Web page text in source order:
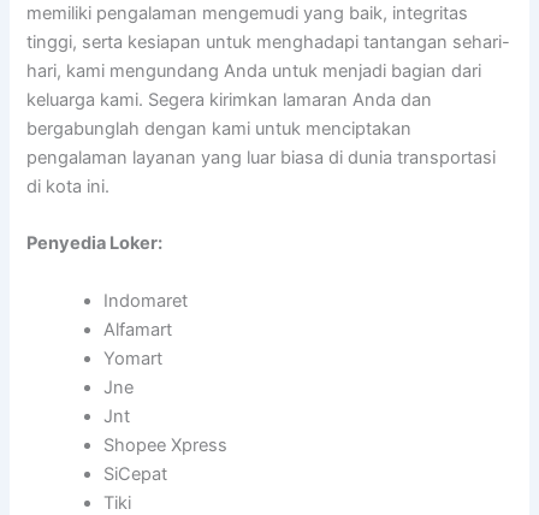
memiliki pengalaman mengemudi yang baik, integritas
tinggi, serta kesiapan untuk menghadapi tantangan sehari-
hari, kami mengundang Anda untuk menjadi bagian dari
keluarga kami. Segera kirimkan lamaran Anda dan
bergabunglah dengan kami untuk menciptakan
pengalaman layanan yang luar biasa di dunia transportasi
di kota ini.
Penyedia Loker:
Indomaret
Alfamart
Yomart
Jne
Jnt
Shopee Xpress
SiCepat
Tiki